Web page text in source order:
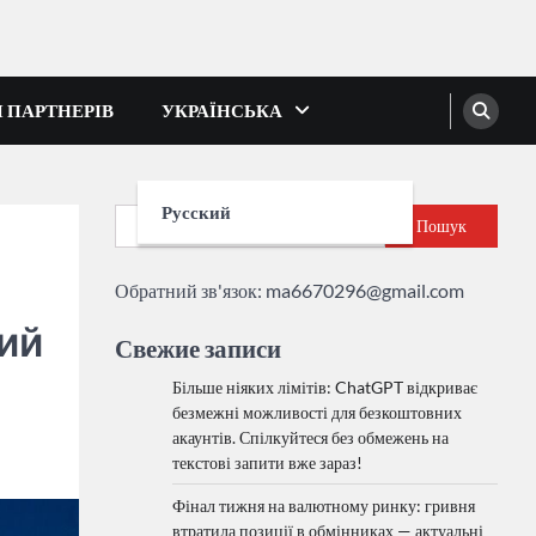
ПАРТНЕРІВ УКРАЇНСЬКА
Русский
Пошук
Обратний зв'язок: ma6670296@gmail.com
Свежие записи
Більше ніяких лімітів: ChatGPT відкриває
безмежні можливості для безкоштовних
акаунтів. Спілкуйтеся без обмежень на
текстові запити вже зараз!
Фінал тижня на валютному ринку: гривня
втратила позиції в обмінниках — актуальні